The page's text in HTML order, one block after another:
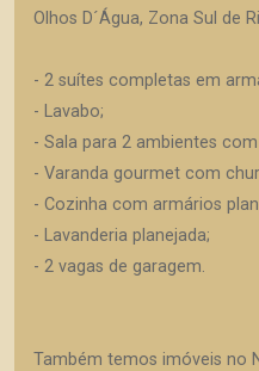
Olhos D´Água, Zona Sul de
- 2 suítes completas em
- Lavabo;
- Sala para 2 ambientes
- Varanda gourmet com
- Cozinha com armários
- Lavanderia planejada;
- 2 vagas de garagem.
Também temos imóveis no